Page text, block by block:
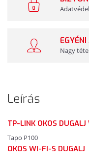
Nagy
Leírás
TP-LINK OKOS
Tapo P100
OKOS WI-FI-S DUGALJ